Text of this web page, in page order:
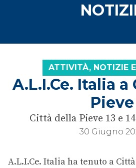
ATTIVITÀ, NOTIZIE
A.L.I.Ce. Italia
Pieve
Città della Pieve 13 e
30 Giugno
A.L.I.Ce. Italia ha tenuto a